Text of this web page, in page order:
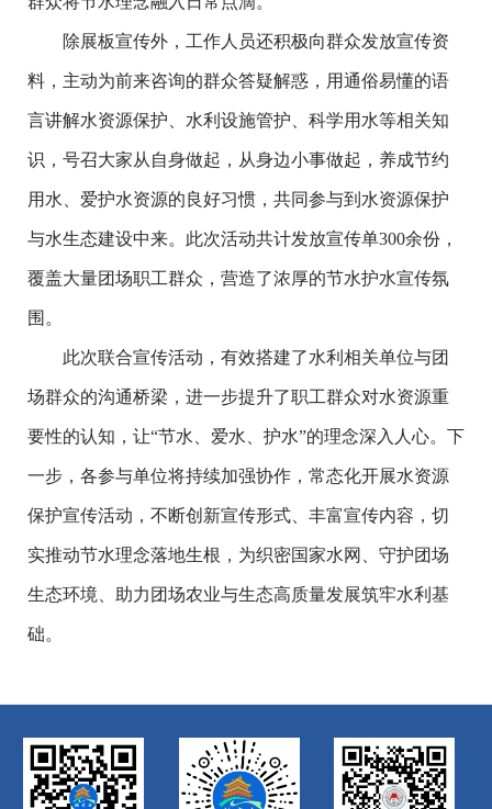
除展板宣传外，工作人员还积极向群众发放宣传资
料，主动为前来咨询的群众答疑解惑，用通俗易懂的语
言讲解水资源保护、水利设施管护、科学用水等相关知
识，号召大家从自身做起，从身边小事做起，养成节约
用水、爱护水资源的良好习惯，共同参与到水资源保护
与水生态建设中来。此次活动共计发放宣传单300余份，
覆盖大量团场职工群众，营造了浓厚的节水护水宣传氛
围。
此次联合宣传活动，有效搭建了水利相关单位与团
场群众的沟通桥梁，进一步提升了职工群众对水资源重
要性的认知，让“节水、爱水、护水”的理念深入人心。下
一步，各参与单位将持续加强协作，常态化开展水资源
保护宣传活动，不断创新宣传形式、丰富宣传内容，切
实推动节水理念落地生根，为织密国家水网、守护团场
生态环境、助力团场农业与生态高质量发展筑牢水利基
础。